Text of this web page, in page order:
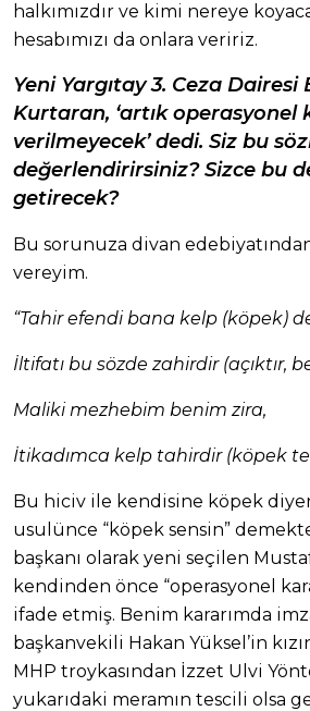
halkımızdır ve kimi nereye
hesabımızı da onlara veririz.
Yeni Yargıtay 3. Ceza
Kurtaran, ‘artık operasyonel
verilmeyecek’ dedi. Siz bu
değerlendirirsiniz? Sizce bu
getirecek?
Bu sorunuza divan
vereyim.
“Tahir efendi bana kelp (köpek)
İltifatı bu sözde zahirdir (açıktır,
Maliki mezhebim benim zira,
İtikadımca kelp tahirdir (köpek
Bu hiciv ile kendisine köpek
usulünce “köpek sensin”
başkanı olarak yeni seçilen
kendinden önce “operasyonel
ifade etmiş. Benim kararımda
başkanvekili Hakan Yüksel’in
MHP troykasından İzzet Ulvi
yukarıdaki meramın tescili olsa